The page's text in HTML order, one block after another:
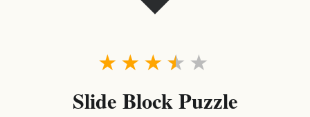
★
★
★
★
★
Slide Block Puzzle